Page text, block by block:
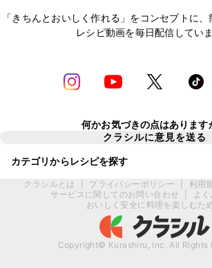
「きちんとおいしく作れる」をコンセプトに
レシピ動画を毎日配信していま
何かお気づきの点はあります
クラシルに意見を送る
カテゴリからレシピを探す
クラシルとは プライバシーポリシー 利用
サービスに関してのお問い合わせ
よ
おいしく安全に料理を楽しむた
Copyright© Kurashiru, Inc. All Rights